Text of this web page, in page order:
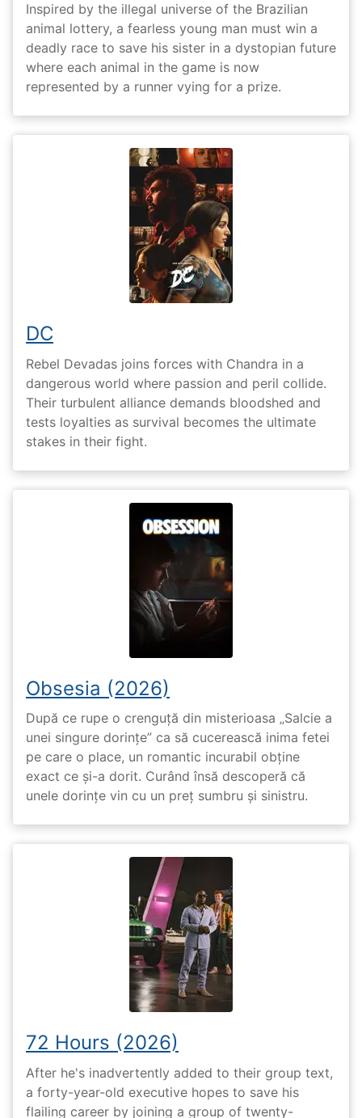
Inspired by the illegal universe of the Brazilian
animal lottery, a fearless young man must win a
deadly race to save his sister in a dystopian future
where each animal in the game is now
represented by a runner vying for a prize.
DC
Rebel Devadas joins forces with Chandra in a
dangerous world where passion and peril collide.
Their turbulent alliance demands bloodshed and
tests loyalties as survival becomes the ultimate
stakes in their fight.
Obsesia (2026)
După ce rupe o crenguță din misterioasa „Salcie a
unei singure dorințe” ca să cucerească inima fetei
pe care o place, un romantic incurabil obține
exact ce și-a dorit. Curând însă descoperă că
unele dorințe vin cu un preț sumbru și sinistru.
72 Hours (2026)
After he's inadvertently added to their group text,
a forty-year-old executive hopes to save his
flailing career by joining a group of twenty-